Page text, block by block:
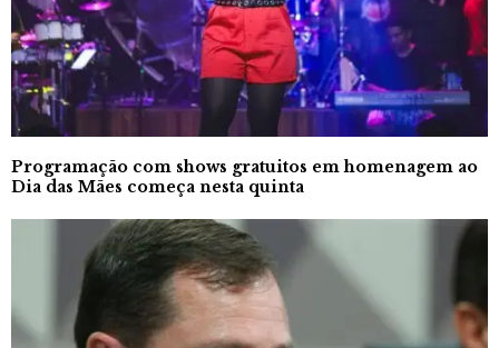
Programação com shows gratuitos em homenagem ao
Dia das Mães começa nesta quinta